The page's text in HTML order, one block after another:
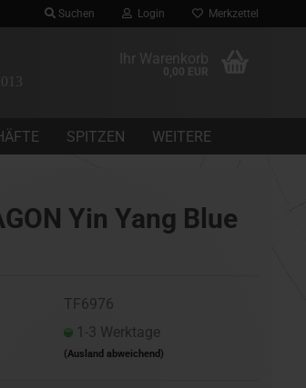
Suchen Login Merkzettel
Ihr Warenkorb
0,00 EUR
SPITZEN WEITERE
Yin Yang Blue
TF6976
1-3 Werktage
(Ausland abweichend)